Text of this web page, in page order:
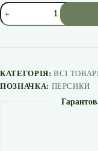
Персик
"Монтар"
-
дозрівання
кількість
КАТЕГОРІЯ:ВСІ
ПОЗНАЧКА: ПЕРСИКИ